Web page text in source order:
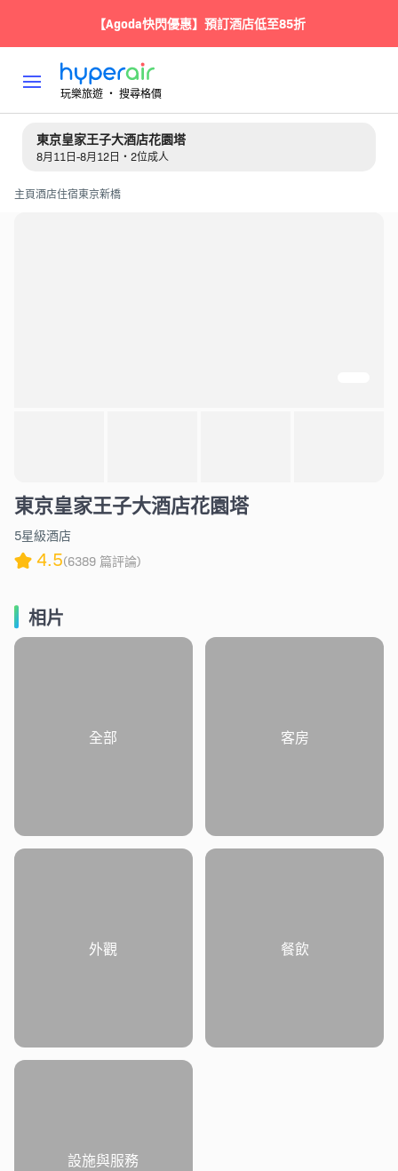
【Agoda快閃優惠】預訂酒店低至85折
玩樂旅遊 ‧ 搜尋格價
東京皇家王子大酒店花園塔
8月11日-8月12日・2位成人
主頁酒店住宿東京新橋
東京皇家王子大酒店花園塔
5星級酒店
4.5(6389 篇評論)
相片
全部 客房
外觀 餐飲
設施與服務